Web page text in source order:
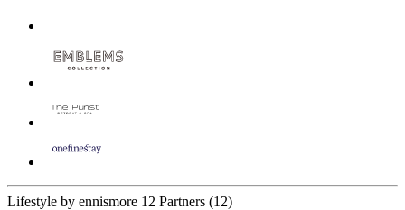
Lifestyle by ennismore 12 Partners (12)